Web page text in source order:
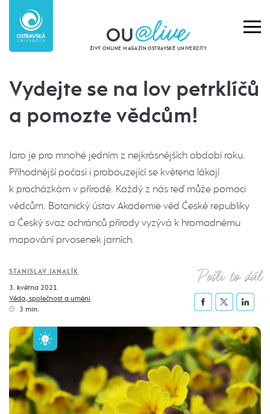
ŽIVÝ ONLINE MAGAZÍN OSTRAVSKÉ UNIVERZITY
Vydejte se na lov petrklíčů
a pomozte vědcům!
Jaro je pro mnohé jedním z nejkrásnějších období roku.
Příhodnější počasí i probouzející se květena lákají
k procházkám v přírodě. Každý z nás teď může pomoci
vědcům. Botanický ústav Akademie věd České republiky
a Český svaz ochránců přírody vyzývá k hromadnému
mapování prvosenek jarních.
STANISLAV JANALÍK
3. května 2021
Věda, společnost a umění
3 min.
Pošli to dál